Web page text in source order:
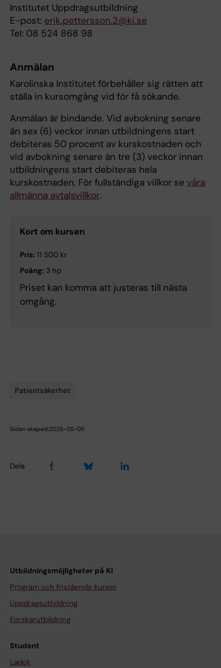
Institutet Uppdragsutbildning
E-post: erik.pettersson.2@ki.se
Tel: 08 524 868 98
Anmälan
Karolinska Institutet förbehåller sig rätten att
ställa in kursomgång vid för få sökande.
Anmälan är bindande. Vid avbokning senare
än sex (6) veckor innan utbildningens start
debiteras 50 procent av kurskostnaden och
vid avbokning senare än tre (3) veckor innan
utbildningens start debiteras hela
kurskostnaden. För fullständiga villkor se våra
allmänna avtalsvillkor.
Kort om kursen
Pris: 11 500 kr
Poäng: 3 hp
Priset kan komma att justeras till nästa
omgång.
Patientsäkerhet
Sidan skapad:2026-05-05
Dela
Utbildningsmöjligheter på KI
Program och fristående kurser
Uppdragsutbildning
Forskarutbildning
Student
Ladok